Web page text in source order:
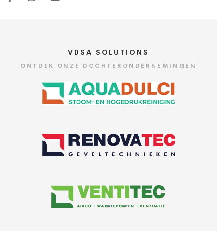
VDSA SOLUTIONS
ONTDEK ONZE DOCHTERONDERNEMINGEN